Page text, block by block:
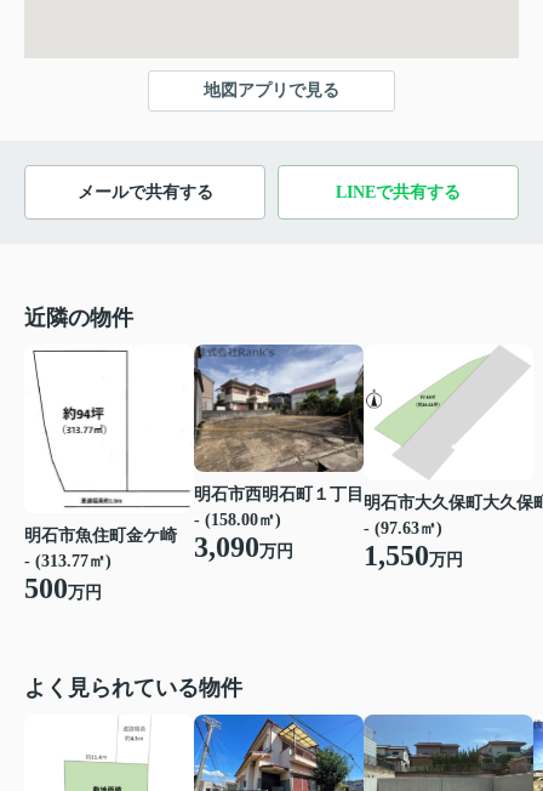
地図アプリで見る
メールで共有する LINEで共有する
近隣の物件
明石市魚住町金ケ崎
- (313.77㎡)
500万円
明石市西明石町１丁目
- (158.00㎡)
3,090万円
明石市大久保町大久保
- (97.63㎡)
1,550万円
よく見られている物件